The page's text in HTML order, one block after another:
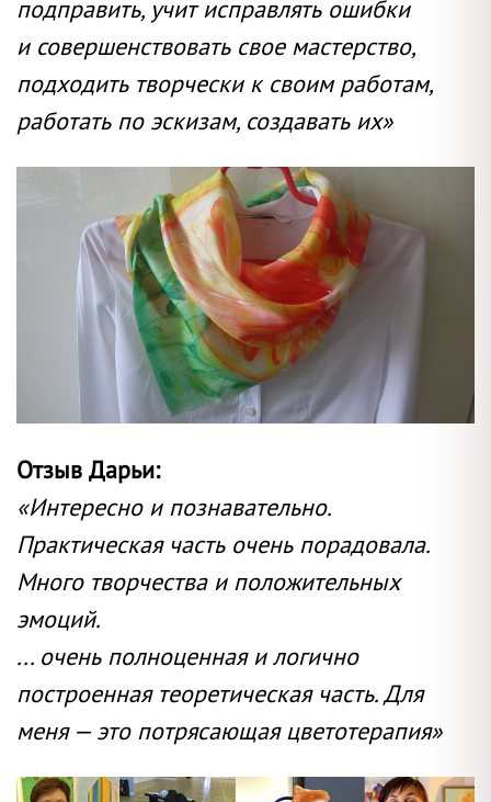
подправить, учит исправлять ошибки
и совершенствовать свое мастерство,
подходить творчески к своим работам,
работать по эскизам, создавать их»
Отзыв Дарьи:
«Интересно и познавательно.
Практическая часть очень порадовала.
Много творчества и положительных
эмоций.
... очень полноценная и логично
построенная теоретическая часть. Для
меня — это потрясающая цветотерапия»